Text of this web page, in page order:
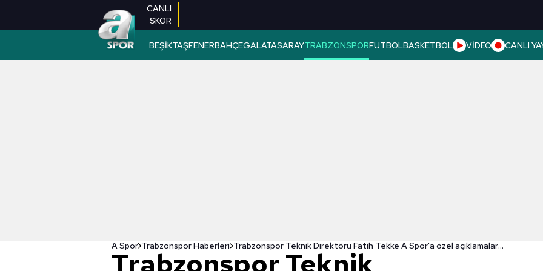
CANLI
SKOR
BEŞİKTAŞFENERBAHÇEGALATASARAYTRABZONSPORFUTBOLBASKETBOL VİDEO CANLI
A Spor Trabzonspor Haberleri Trabzonspor Teknik Direktörü Fatih Tekke A Spor'a özel açıklamalarda bulundu!
Trabzonspor Teknik